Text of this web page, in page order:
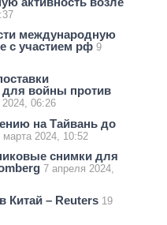
международную
с участием рф 9
войны против
06:26
на Тайвань до
марта 2024, 10:52
снимки для
7 апреля 2024,
Китай – Reuters 19